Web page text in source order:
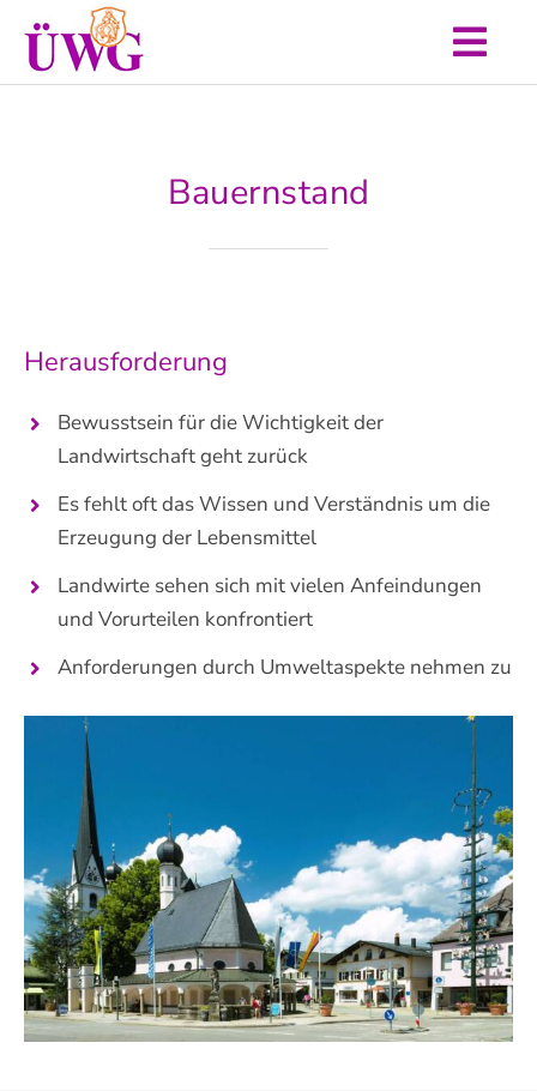
Inhalt
springen
Bauernstand
Herausforderung
Bewusstsein für die Wichtigkeit der
Landwirtschaft geht zurück
Es fehlt oft das Wissen und Verständnis um die
Erzeugung der Lebensmittel
Landwirte sehen sich mit vielen Anfeindungen
und Vorurteilen konfrontiert
Anforderungen durch Umweltaspekte nehmen zu